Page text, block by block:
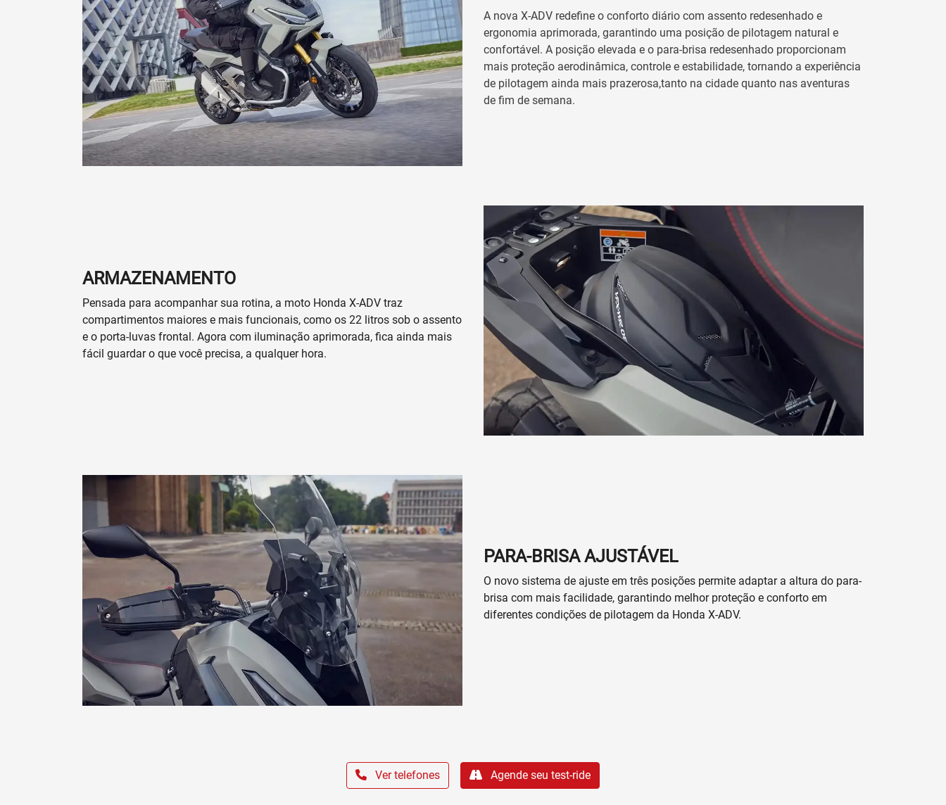
A nova X-ADV redefine o conforto diário com assento redesenhado e
ergonomia aprimorada, garantindo uma posição de pilotagem natural e
confortável. A posição elevada e o para-brisa redesenhado proporcionam
mais proteção aerodinâmica, controle e estabilidade, tornando a experiência
de pilotagem ainda mais prazerosa,tanto na cidade quanto nas aventuras
de fim de semana.
ARMAZENAMENTO
Pensada para acompanhar sua rotina, a moto Honda X-ADV traz
compartimentos maiores e mais funcionais, como os 22 litros sob o assento
e o porta-luvas frontal. Agora com iluminação aprimorada, fica ainda mais
fácil guardar o que você precisa, a qualquer hora.
PARA-BRISA AJUSTÁVEL
O novo sistema de ajuste em três posições permite adaptar a altura do para-
brisa com mais facilidade, garantindo melhor proteção e conforto em
diferentes condições de pilotagem da Honda X-ADV.
Ver telefones Agende seu test-ride